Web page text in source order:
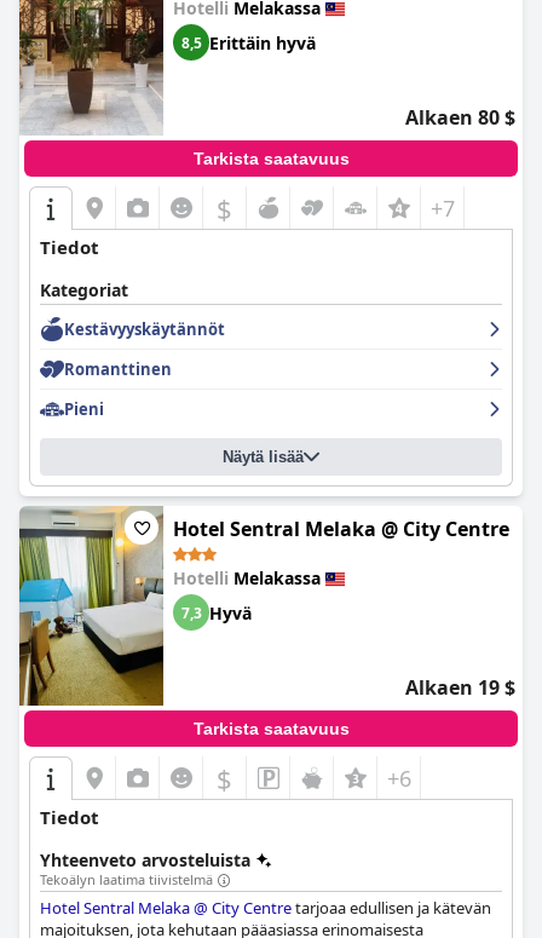
Hotelli Melakassa
8,5 Erittäin hyvä
Alkaen 80 $
Tarkista saatavuus
$ +7
Tiedot
Kategoriat
Kestävyyskäytännöt
Romanttinen
Pieni
Näytä lisää
Hotel Sentral Melaka @ City Centre
Hotelli Melakassa
7,3 Hyvä
Alkaen 19 $
Tarkista saatavuus
$ +6
Tiedot
Yhteenveto arvosteluista
Tekoälyn laatima tiivistelmä
Hotel Sentral Melaka @ City Centretarjoaa edullisen ja kätevän
majoituksen, jota kehutaan pääasiassa erinomaisesta